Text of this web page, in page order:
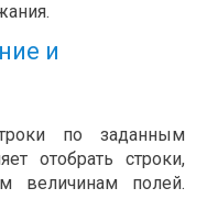
и
по заданным
отобрать строки,
величинам полей.